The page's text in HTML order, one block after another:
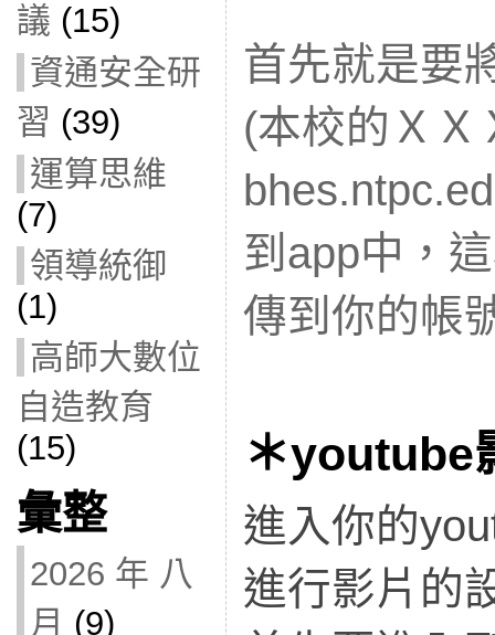
議 (15)
資通安全研
習 (39)
運算思維
(7)
領導統御
(1)
高師大數位
自造教育
(15)
彙整
2026 年 八
月 (9)
首先就是要
(本校的ＸＸ
到app中，
傳到你的帳
＊youtube
進入你的
進行影片的